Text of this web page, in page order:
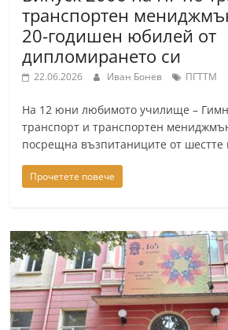
транспортен
20-годишен юбилей от
дипломирането си
22.06.2026 Иван Бонев ПГТТМ
На 12 юни любимото училище –
транспорт и транспортен
посрещна възпитаниците от шестте
Прочетете повече